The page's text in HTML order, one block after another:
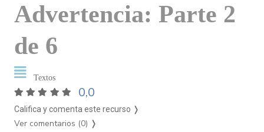
Advertencia: Parte 2
de 6
Textos
0,0
Califica y comenta este recurso ❭
Ver comentarios (0) ❭